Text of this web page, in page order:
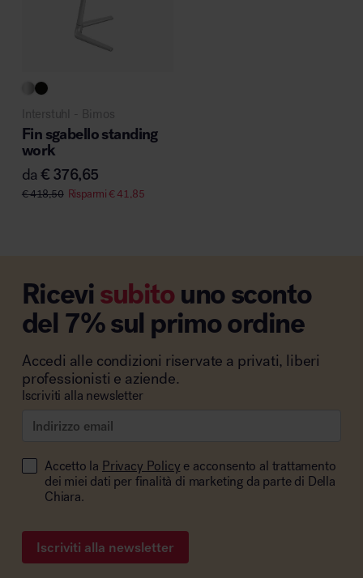
Interstuhl - Bimos
Fin sgabello standing
work
da€ 376,65
€418,50 Risparmi€41,85
Ricevisubitouno sconto
del 7% sul primo ordine
Accedi alle condizioni riservate a privati, liberi
professionisti e aziende.
Iscriviti alla newsletter
Accetto la Privacy Policy e acconsento al trattamento
dei miei dati per finalità di marketing da parte di Della
Chiara.
Iscriviti alla newsletter